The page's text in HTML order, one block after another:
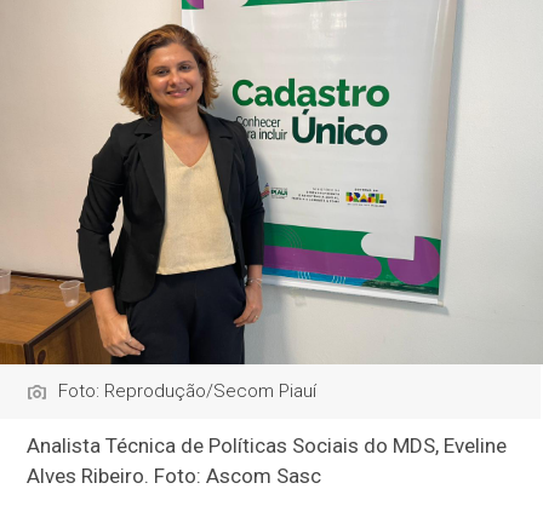
Foto: Reprodução/Secom Piauí
Analista Técnica de Políticas Sociais do MDS, Eveline
Alves Ribeiro. Foto: Ascom Sasc